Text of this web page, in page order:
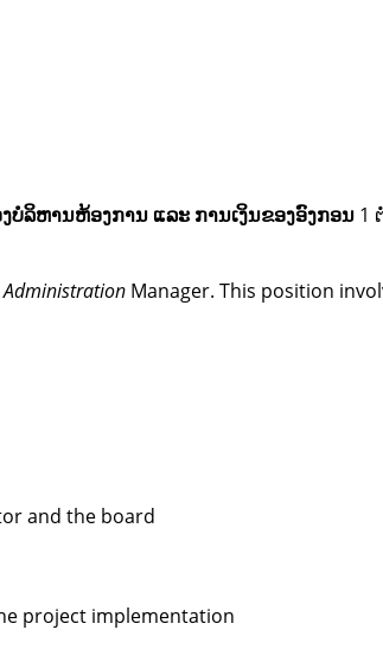
ບໍລິຫານຫ້ອງການ ແລະ ການເງິນຂອງອົງກອນ 1
Administration Manager. This position
and the board
project implementation